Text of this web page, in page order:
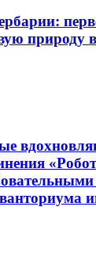
природу